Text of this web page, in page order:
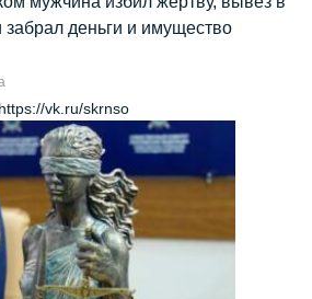
деньги и имущество
vk.ru/skrnso